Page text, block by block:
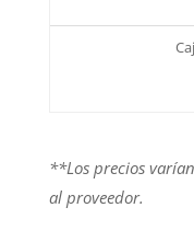
**Los precios
al proveedor.